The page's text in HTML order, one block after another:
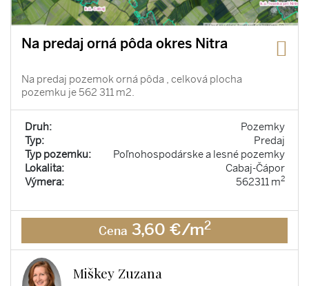
Na predaj orná pôda okres Nitra
Na predaj pozemok orná pôda , celková plocha
pozemku je 562 311 m2.
Druh:
Pozemky
Typ:
Predaj
Typ pozemku:
Poľnohospodárske a lesné pozemky
Lokalita:
Cabaj-Čápor
Výmera:
562311 m2
Cena 3,60 €/m2
Miškey Zuzana